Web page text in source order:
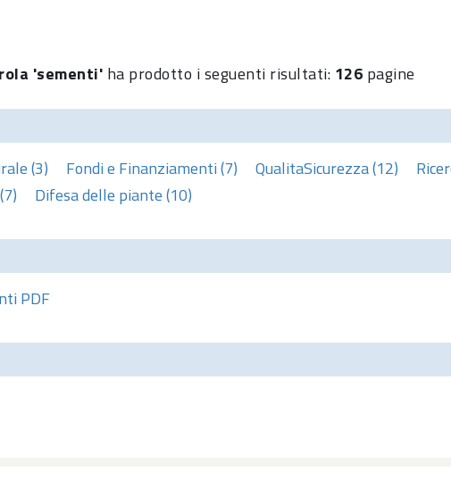
'sementi' ha prodotto i seguenti risultati: 126 pagine
(3) Fondi e Finanziamenti (7) QualitaSicurezza (12)
Difesa delle piante (10)
PDF